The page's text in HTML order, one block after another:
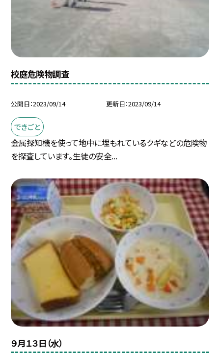
校庭危険物調査
公開日 2023/09/14 更新日 2023/09/14
できごと
金属探知機を使って地中に埋もれているクギなどの危険物
を探査しています。生徒の安全...
９月１３日（水）